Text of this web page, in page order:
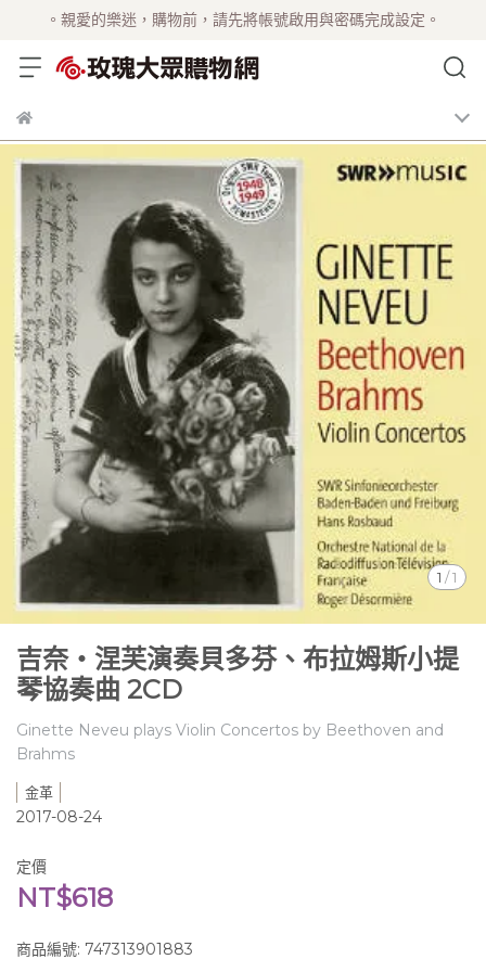
。親愛的樂迷，購物前，請先將帳號啟用與密碼完成設定。
1 /1
吉奈‧涅芙演奏貝多芬、布拉姆斯小提
琴協奏曲 2CD
Ginette Neveu plays Violin Concertos by Beethoven and
Brahms
金革
2017-08-24
定價
NT$618
商品編號: 747313901883